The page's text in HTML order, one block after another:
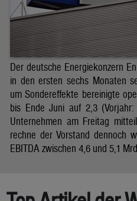
Der deutsche Energiekonzern
in den ersten sechs Monaten
um Sondereffekte bereinigte
bis Ende Juni auf 2,3
Unternehmen am Freitag
rechne der Vorstand dennoch
EBITDA zwischen 4,6 und 5,1